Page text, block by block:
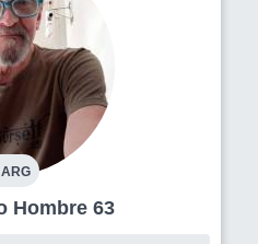
ARG
Villa Devoto Hombre 63